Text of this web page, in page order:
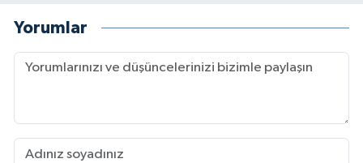
Yorumlar